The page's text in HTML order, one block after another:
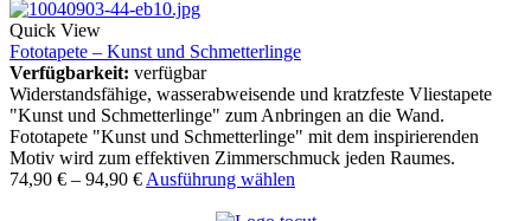
Quick View
Fototapete – Kunst und Schmetterlinge
Verfügbarkeit: verfügbar
Widerstandsfähige, wasserabweisende und kratzfeste Vliestapete
"Kunst und Schmetterlinge" zum Anbringen an die Wand.
Fototapete "Kunst und Schmetterlinge" mit dem inspirierenden
Motiv wird zum effektiven Zimmerschmuck jeden Raumes.
74,90 € – 94,90 € Ausführung wählen